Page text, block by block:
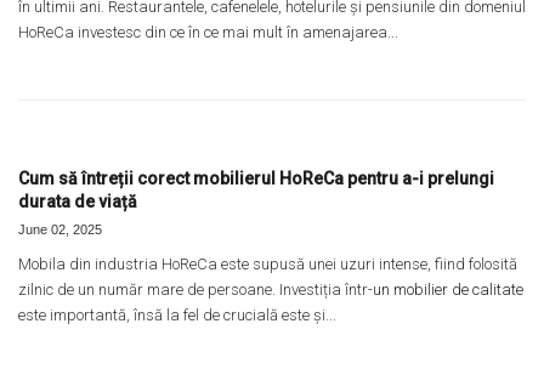
în ultimii ani. Restaurantele, cafenelele, hotelurile și pensiunile din domeniul
HoReCa investesc din ce în ce mai mult în amenajarea...
Cum să întreții corect mobilierul HoReCa pentru a-i prelungi
durata de viață
June 02, 2025
Mobila din industria HoReCa este supusă unei uzuri intense, fiind folosită
zilnic de un număr mare de persoane. Investiția într-un mobilier de calitate
este importantă, însă la fel de crucială este și...